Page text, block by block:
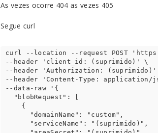
As vezes ocorre 404 as vezes 405
Segue curl
curl --location --request POST
--header 'client_id: (suprimido)' \
--header 'Authorization:
--header 'Content-Type: application/
--data-raw '{